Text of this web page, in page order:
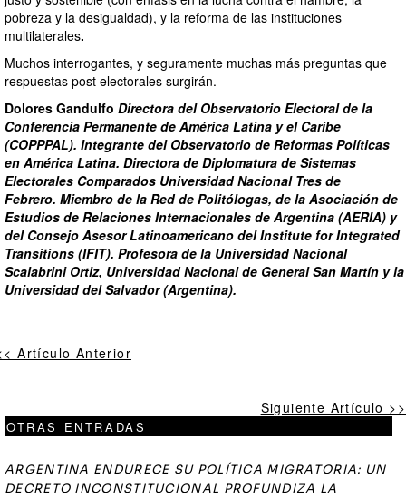
pobreza y la desigualdad), y la reforma de las instituciones
multilaterales.
Muchos interrogantes, y seguramente muchas más preguntas que
respuestas post electorales surgirán.
Dolores Gandulfo Directora del Observatorio Electoral de la
Conferencia Permanente de América Latina y el Caribe
(COPPPAL). Integrante del Observatorio de Reformas Políticas
en América Latina. Directora de Diplomatura de Sistemas
Electorales Comparados Universidad Nacional Tres de
Febrero. Miembro de la Red de Politólogas, de la Asociación de
Estudios de Relaciones Internacionales de Argentina (AERIA) y
del Consejo Asesor Latinoamericano del Institute for Integrated
Transitions (IFIT). Profesora de la Universidad Nacional
Scalabrini Ortiz, Universidad Nacional de General San Martín y la
Universidad del Salvador (Argentina).
Artículo Anterior
Siguiente Artículo >>
OTRAS ENTRADAS
ARGENTINA ENDURECE SU POLÍTICA MIGRATORIA: UN
DECRETO INCONSTITUCIONAL PROFUNDIZA LA